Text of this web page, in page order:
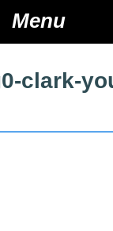
Menu
ANV
clark-